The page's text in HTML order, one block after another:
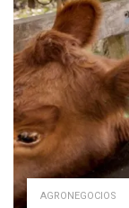
AGRONEGOCIOS